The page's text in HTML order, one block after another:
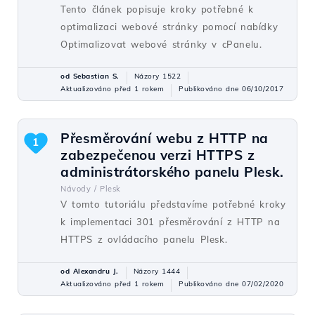
Tento článek popisuje kroky potřebné k
optimalizaci webové stránky pomocí nabídky
Optimalizovat webové stránky v cPanelu.
od Sebastian S.
Názory 1522
Aktualizováno před 1 rokem
Publikováno dne 06/10/2017
Přesměrování webu z HTTP na
zabezpečenou verzi HTTPS z
administrátorského panelu Plesk.
Návody / Plesk
V tomto tutoriálu představíme potřebné kroky
k implementaci 301 přesměrování z HTTP na
HTTPS z ovládacího panelu Plesk.
1
od Alexandru J.
Názory 1444
Aktualizováno před 1 rokem
Publikováno dne 07/02/2020